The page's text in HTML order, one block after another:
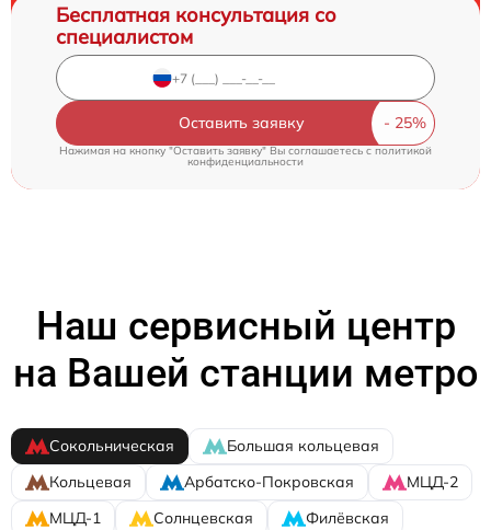
Бесплатная консультация со
специалистом
Оставить заявку
Нажимая на кнопку "Оставить заявку" Вы соглашаетесь c политикой
конфиденциальности
Наш сервисный центр
на Вашей станции метро
Сокольническая
Большая кольцевая
Кольцевая
Арбатско-Покровская
МЦД-2
МЦД-1
Солнцевская
Филёвская